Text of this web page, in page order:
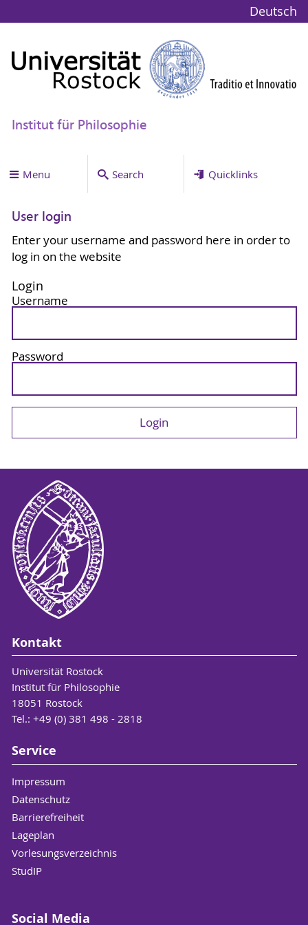
Deutsch
Institut für Philosophie
Menu Search Quicklinks
User login
Enter your username and password here in order to
log in on the website
Login
Username
Password
Kontakt
Universität Rostock
Institut für Philosophie
18051 Rostock
Tel.: +49 (0) 381 498 - 2818
Service
Impressum
Datenschutz
Barrierefreiheit
Lageplan
Vorlesungsverzeichnis
StudIP
Social Media